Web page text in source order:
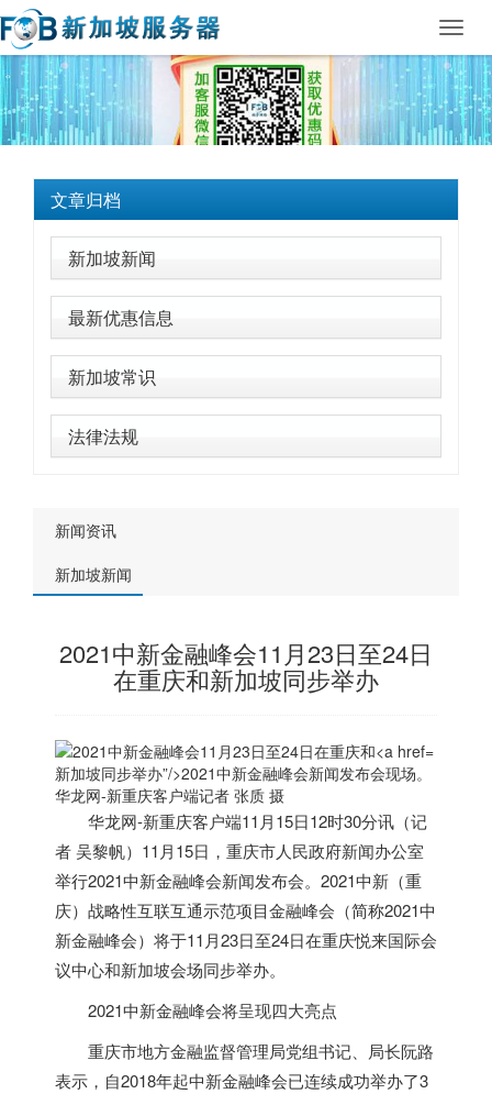
文章归档
新加坡新闻
最新优惠信息
新加坡常识
法律法规
新闻资讯
新加坡新闻
2021中新金融峰会11月23日至24日
在重庆和新加坡同步举办
新加坡同步举办”/>2021中新金融峰会新闻发布会现场。
华龙网-新重庆客户端记者 张质 摄
华龙网-新重庆客户端11月15日12时30分讯（记
者 吴黎帆）11月15日，重庆市人民政府新闻办公室
举行2021中新金融峰会新闻发布会。2021中新（重
庆）战略性互联互通示范项目金融峰会（简称2021中
新金融峰会）将于11月23日至24日在重庆悦来国际会
议中心和新加坡会场同步举办。
2021中新金融峰会将呈现四大亮点
重庆市地方金融监督管理局党组书记、局长阮路
表示，自2018年起中新金融峰会已连续成功举办了3